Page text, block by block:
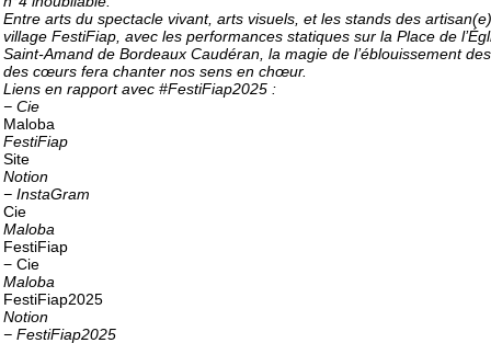
Entre arts du spectacle vivant, arts visuels, et les stands des
village FestiFiap, avec les performances statiques sur la Place de
Saint-Amand de Bordeaux Caudéran, la magie de l’éblouissement
des cœurs fera chanter nos sens en chœur.
Liens en rapport avec #FestiFiap2025 :
− Cie
Maloba
FestiFiap
Site
Notion
− InstaGram
Cie
Maloba
FestiFiap
− Cie
Maloba
FestiFiap2025
Notion
− FestiFiap2025